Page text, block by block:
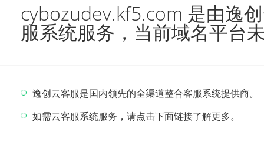
cybozudev.kf5.com 是由逸
服系统服务，当前域名平台
逸创云客服是国内领先的全渠道整合客服系统提供商。
如需云客服系统服务，请点击下面链接了解更多。